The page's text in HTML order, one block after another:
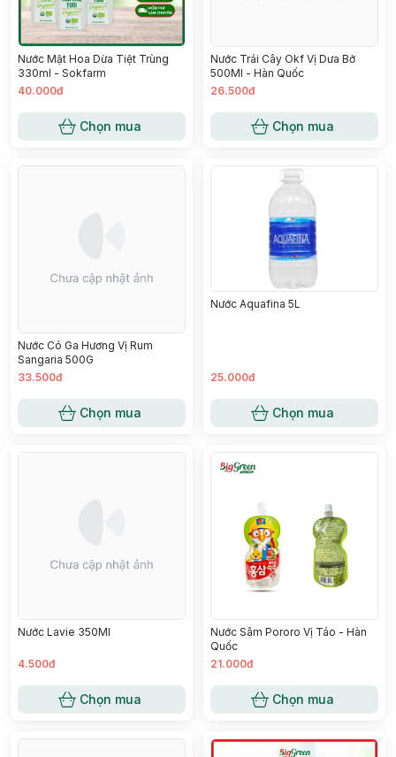
Nước Mật Hoa Dừa Tiệt Trùng
330ml - Sokfarm
40.000đ
Chọn mua
Nước Trái Cây Okf Vị Dưa Bở
500Ml - Hàn Quốc
26.500đ
Chọn mua
Nước Có Ga Hương Vị Rum
Sangaria 500G
33.500đ
Chọn mua
Nước Aquafina 5L
25.000đ
Chọn mua
Nước Lavie 350Ml
4.500đ
Chọn mua
Nước Sâm Pororo Vị Táo - Hàn
Quốc
21.000đ
Chọn mua